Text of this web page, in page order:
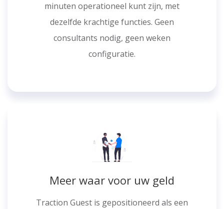
minuten operationeel kunt zijn, met
dezelfde krachtige functies. Geen
consultants nodig, geen weken
configuratie.
Meer waar voor uw geld
Traction Guest is gepositioneerd als een